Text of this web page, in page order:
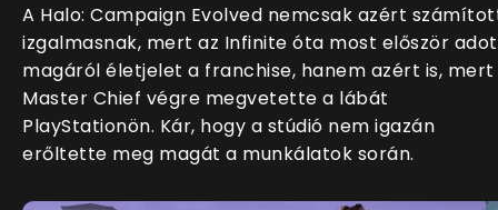
A Halo: Campaign Evolved nemcsak azért
izgalmasnak, mert az Infinite óta most először
magáról életjelet a franchise, hanem azért is, mert
Master Chief végre megvetette a lábát
PlayStationön. Kár, hogy a stúdió nem igazán
erőltette meg magát a munkálatok során.